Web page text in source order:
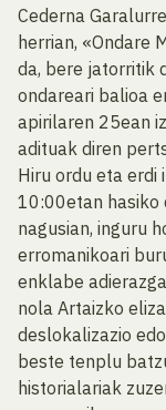
Cederna
herrian, «Ondare
da, bere jatorritik
ondareari balioa
apirilaren 25ean
adituak diren
Hiru ordu eta erdi
10:00etan hasiko
nagusian, inguru
erromanikoari
enklabe
nola Artaizko
deslokalizazio
beste tenplu
historialariak